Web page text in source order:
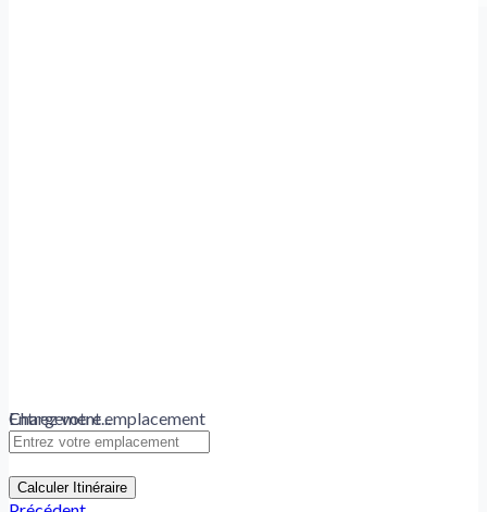
Chargement...
Entrez votre emplacement
Calculer Itinéraire